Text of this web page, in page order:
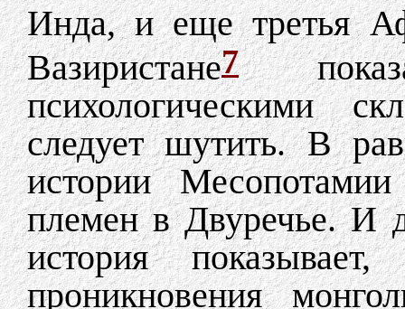
Инда, и еще третья
Вазиристане7
психологическими
следует шутить. В
истории
племен в Двуречье. И
история
проникновения